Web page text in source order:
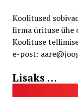
Koolitused
firma ürituse ühe
Koolituse
e-post:
Lisaks …